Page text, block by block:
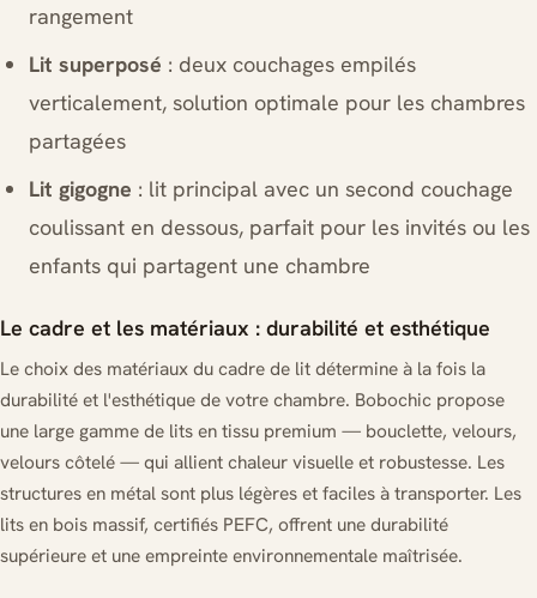
rangement
Lit superposé : deux couchages empilés
verticalement, solution optimale pour les chambres
partagées
Lit gigogne : lit principal avec un second couchage
coulissant en dessous, parfait pour les invités ou les
enfants qui partagent une chambre
Le cadre et les matériaux : durabilité et esthétique
Le choix des matériaux du cadre de lit détermine à la fois la
durabilité et l'esthétique de votre chambre. Bobochic propose
une large gamme de lits en tissu premium — bouclette, velours,
velours côtelé — qui allient chaleur visuelle et robustesse. Les
structures en métal sont plus légères et faciles à transporter. Les
lits en bois massif, certifiés PEFC, offrent une durabilité
supérieure et une empreinte environnementale maîtrisée.